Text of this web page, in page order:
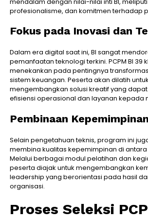
profesionalisme, dan komitmen terhadap
Fokus pada Inovasi dan
Dalam era digital saat ini, BI sangat
pemanfaatan teknologi terkini. PCPM BI 39
menekankan pada pentingnya
sistem keuangan. Peserta akan dilatih untuk
mengembangkan solusi kreatif yang
efisiensi operasional dan layanan kepada
Pembinaan Kepemimpinan
Selain pengetahuan teknis, program ini
membina kualitas kepemimpinan di
Melalui berbagai modul pelatihan dan
peserta diajak untuk mengembangkan
leadership yang berorientasi pada hasil
organisasi.
Proses Seleksi